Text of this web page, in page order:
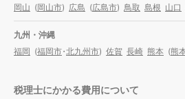
岡山 (岡山市) 広島 (広島市) 鳥取 島根 山口
九州・沖縄
福岡 (福岡市・北九州市) 佐賀 長崎 熊本 (熊
税理士にかかる費用について